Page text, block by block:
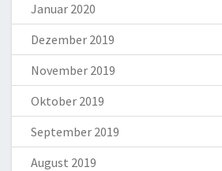
Januar 2020
Dezember 2019
November 2019
Oktober 2019
September 2019
August 2019